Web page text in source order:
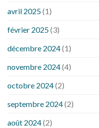
avril 2025(1)
février 2025(3)
décembre 2024(1)
novembre 2024(4)
octobre 2024(2)
septembre 2024(2)
août 2024(2)